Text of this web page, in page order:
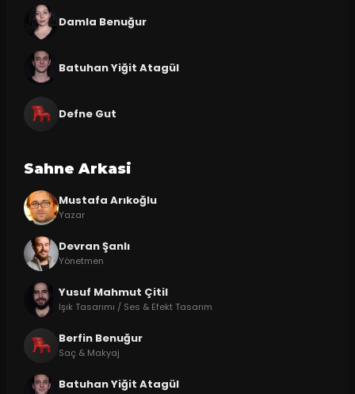
Damla Benuğur
Batuhan Yiğit Atagül
Defne Gut
Sahne Arkasi
Mustafa Arıkoğlu
Yazar
Devran Şanlı
Yönetmen
Yusuf Mahmut Çitil
Işık Tasarımı / Ses & Efekt Tasarım
Berfin Benuğur
Saç & Makyaj
Batuhan Yiğit Atagül